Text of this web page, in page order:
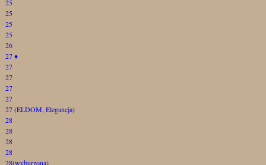
25
25
25
25
26
27♦
27
27
27
27
27 (ELDOM, Elegancja)
28
28
28
28
28(wyburzona)